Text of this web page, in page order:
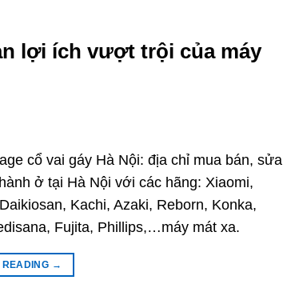
lợi ích vượt trội của máy
cổ vai gáy Hà Nội: địa chỉ mua bán, sửa
ở tại Hà Nội với các hãng: Xiaomi,
Kachi, Azaki, Reborn, Konka,
Fujita, Phillips,…máy mát xa.
→